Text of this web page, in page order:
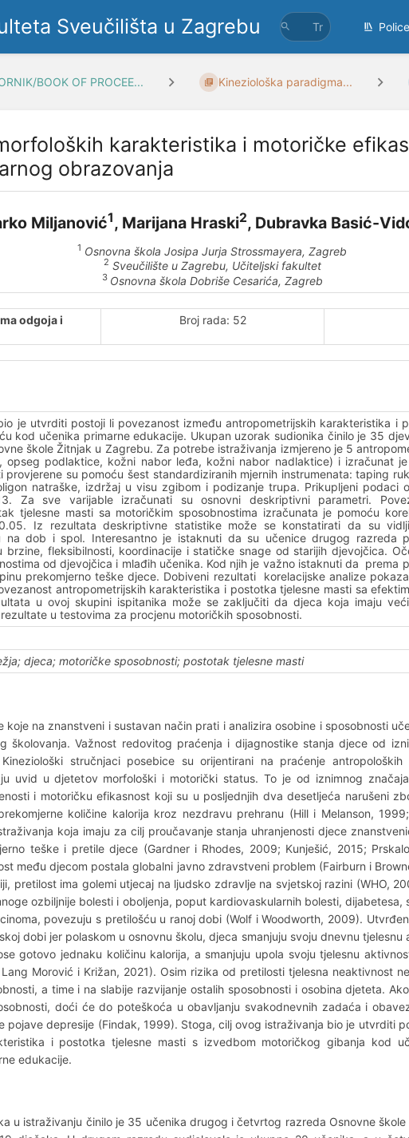
Sveučilišta u Zagrebu Police
BOOK OF PROCEE... Kineziološka paradigma...
karakteristika i motoričke
obrazovanja
Miljanović1 , Marijana Hraski2, Dubravka Basić-
1 Osnovna škola Josipa Jurja Strossmayera, Zagreb
2 Sveučilište u Zagrebu, Učiteljski fakultet
3 Osnovna škola Dobriše Cesarića, Zagreb
odgoja i
Broj rada: 52
je utvrditi postoji li povezanost između antropometrijskih karakteristika i
kod učenika primarne edukacije. Ukupan uzorak sudionika činilo je 35
škole Žitnjak u Zagrebu. Za potrebe istraživanja izmjereno je 5
opseg podlaktice, kožni nabor leđa, kožni nabor nadlaktice) i izračunat
provjerene su pomoću šest standardiziranih mjernih instrumenata: taping
natraške, izdržaj u visu zgibom i podizanje trupa. Prikupljeni podaci
Za sve varijable izračunati su osnovni deskriptivni parametri.
tjelesne masti sa motoričkim sposobnostima izračunata je pomoću
Iz rezultata deskriptivne statistike može se konstatirati da su
na dob i spol. Interesantno je istaknuti da su učenice drugog razreda
brzine, fleksibilnosti, koordinacije i statičke snage od starijih djevojčica.
od djevojčica i mlađih učenika. Kod njih je važno istaknuti da prema
prekomjerno teške djece. Dobiveni rezultati korelacijske analize
antropometrijskih karakteristika i postotka tjelesne masti sa
u ovoj skupini ispitanika može se zaključiti da djeca koja imaju
u testovima za procjenu motoričkih sposobnosti.
djeca; motoričke sposobnosti; postotak tjelesne masti
koje na znanstveni i sustavan način prati i analizira osobine i sposobnosti
školovanja. Važnost redovitog praćenja i dijagnostike stanja djece od
stručnjaci posebice su orijentirani na praćenje
uvid u djetetov morfološki i motorički status. To je od iznimnog
i motoričku efikasnost koji su u posljednjih dva desetljeća narušeni
količine kalorija kroz nezdravu prehranu (Hill i Melanson,
koja imaju za cilj proučavanje stanja uhranjenosti djece
teške i pretile djece (Gardner i Rhodes, 2009; Kunješić, 2015;
među djecom postala globalni javno zdravstveni problem (Fairburn i
pretilost ima golemi utjecaj na ljudsko zdravlje na svjetskoj razini (WHO,
ozbiljnije bolesti i oboljenja, poput kardiovaskularnih bolesti,
povezuju s pretilošću u ranoj dobi (Wolf i Woodworth, 2009).
dobi jer polaskom u osnovnu školu, djeca smanjuju svoju dnevnu
gotovo jednaku količinu kalorija, a smanjuju upola svoju tjelesnu
Morović i Križan, 2021). Osim rizika od pretilosti tjelesna neaktivnost
a time i na slabije razvijanje ostalih sposobnosti i osobina djeteta.
doći će do poteškoća u obavljanju svakodnevnih zadaća i
pojave depresije (Findak, 1999). Stoga, cilj ovog istraživanja bio je utvrditi
i postotka tjelesne masti s izvedbom motoričkog gibanja kod
edukacije.
u istraživanju činilo je 35 učenika drugog i četvrtog razreda Osnovne